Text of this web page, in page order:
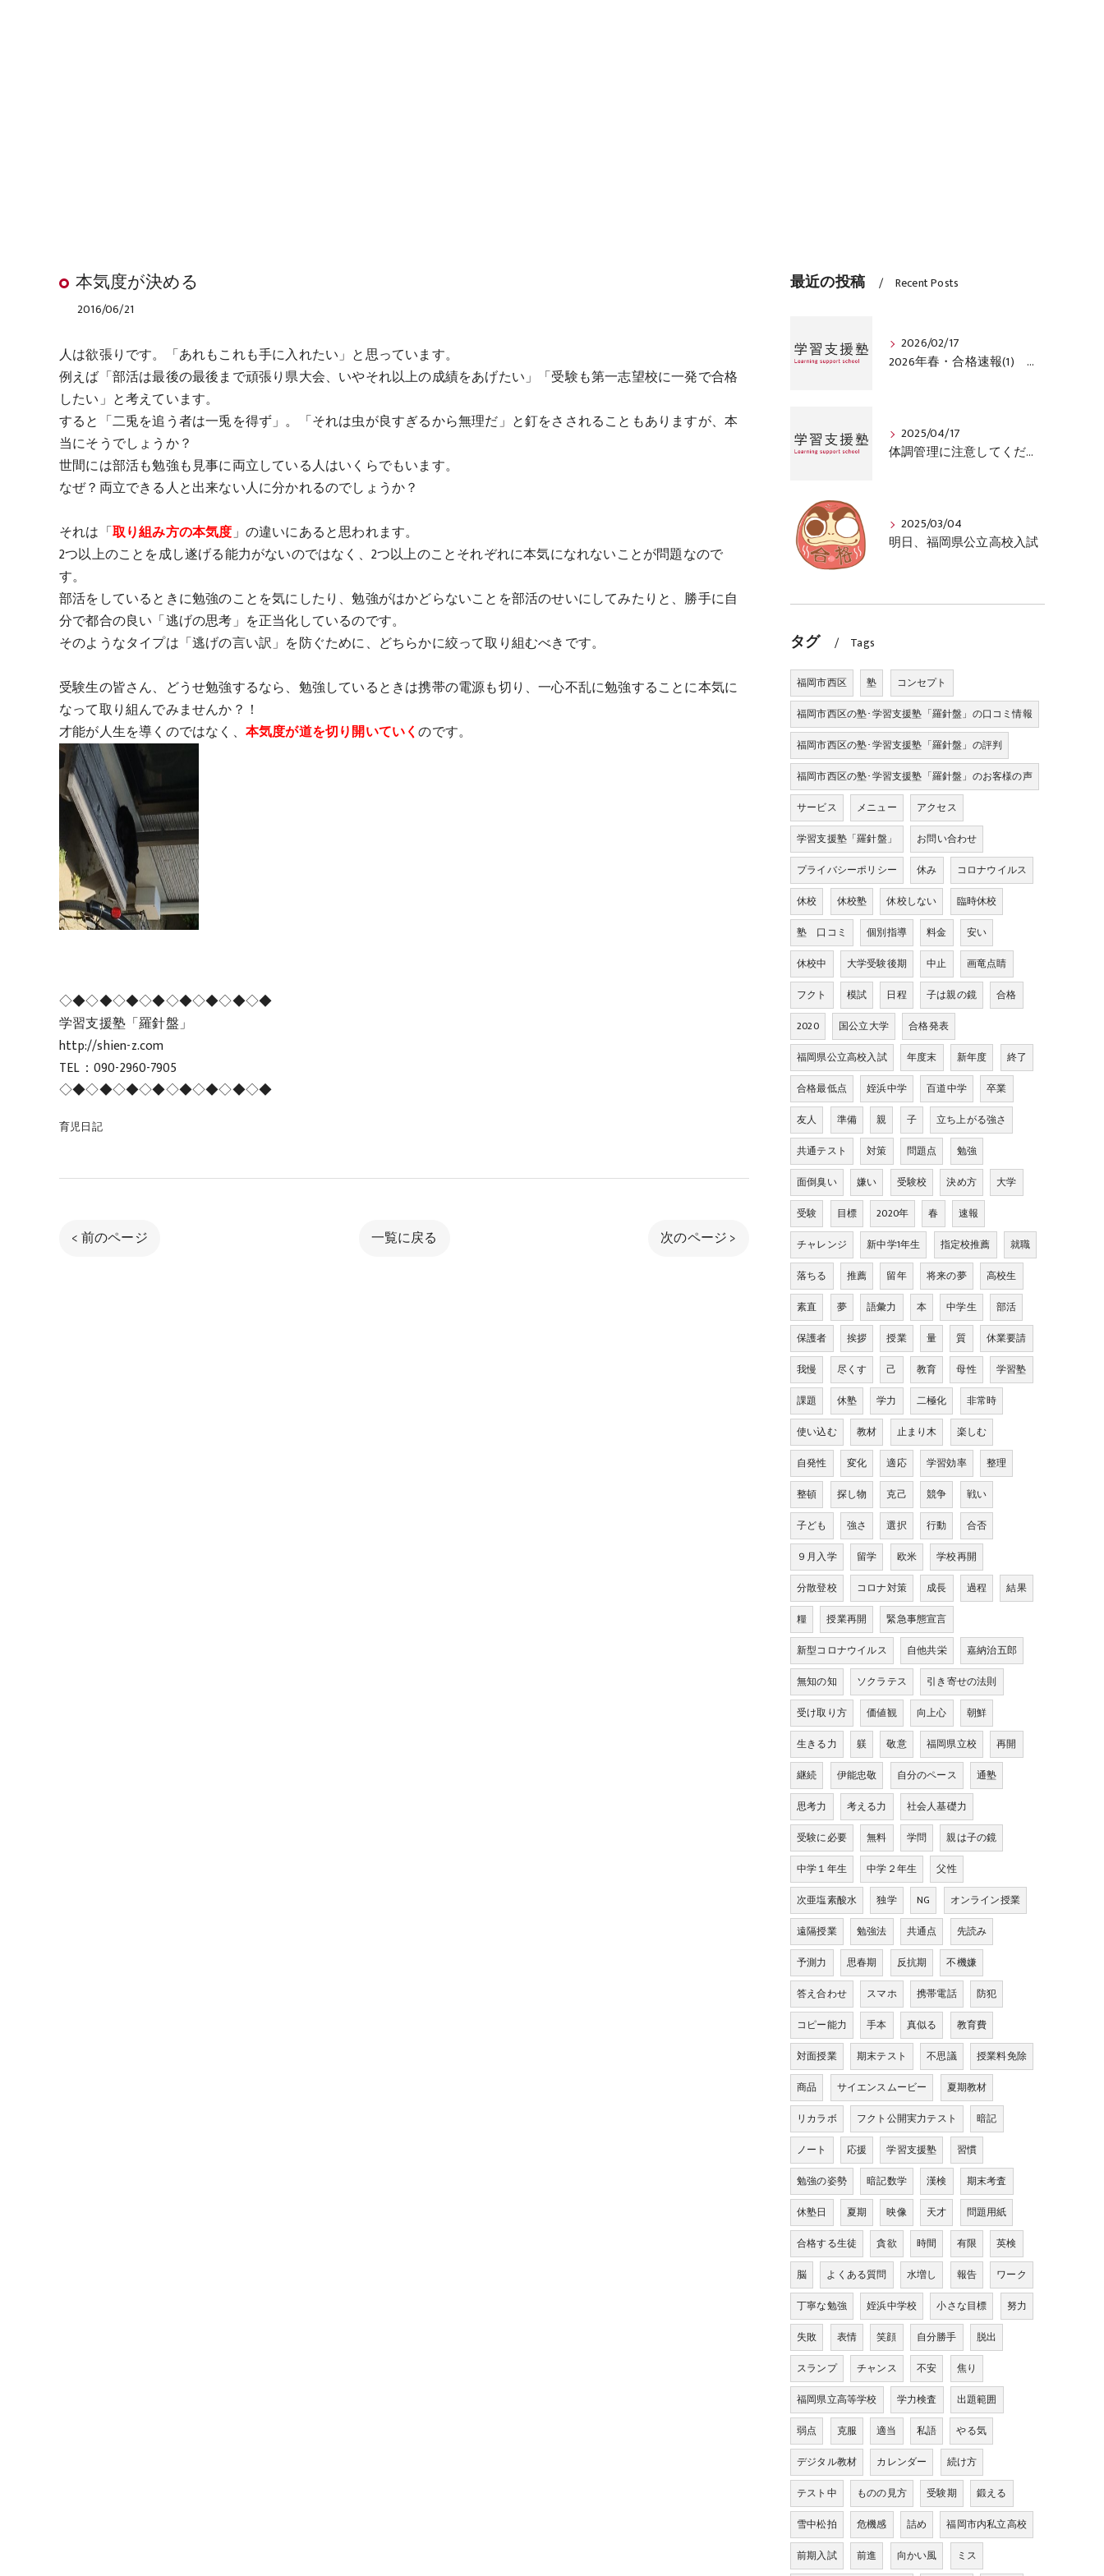
本気度が決める
2016/06/21
人は欲張りです。「あれもこれも手に入れたい」と思っています。
例えば「部活は最後の最後まで頑張り県大会、いやそれ以上の成績をあげたい」「受験も第一志望校に一発で合格
したい」と考えています。
すると「二兎を追う者は一兎を得ず」。「それは虫が良すぎるから無理だ」と釘をさされることもありますが、本
当にそうでしょうか？
世間には部活も勉強も見事に両立している人はいくらでもいます。
なぜ？両立できる人と出来ない人に分かれるのでしょうか？
それは「取り組み方の本気度」の違いにあると思われます。
2つ以上のことを成し遂げる能力がないのではなく、2つ以上のことそれぞれに本気になれないことが問題なので
す。
部活をしているときに勉強のことを気にしたり、勉強がはかどらないことを部活のせいにしてみたりと、勝手に自
分で都合の良い「逃げの思考」を正当化しているのです。
そのようなタイプは「逃げの言い訳」を防ぐために、どちらかに絞って取り組むべきです。
受験生の皆さん、どうせ勉強するなら、勉強しているときは携帯の電源も切り、一心不乱に勉強することに本気に
なって取り組んでみませんか？！
才能が人生を導くのではなく、 本気度が道を切り開いていくのです。
◇◆◇◆◇◆◇◆◇◆◇◆◇◆◇◆
学習支援塾「羅針盤」
http://shien-z.com
TEL：090-2960-7905
◇◆◇◆◇◆◇◆◇◆◇◆◇◆◇◆
育児日記
< 前のページ 一覧に戻る 次のページ >
最近の投稿 Recent Posts
2026/02/17
2026年春・合格速報(1) 学習支援塾
2025/04/17
体調管理に注意してください
2025/03/04
明日、福岡県公立高校入試
タグ Tags
福岡市西区 塾
コンセプト
福岡市西区の塾･学習支援塾「羅針盤」の口コミ情報
福岡市西区の塾･学習支援塾「羅針盤」の評判
福岡市西区の塾･学習支援塾「羅針盤」のお客様の声
サービス
メニュー
アクセス
学習支援塾「羅針盤」
お問い合わせ
プライバシーポリシー
休み
コロナウイルス
休校
休校塾 休校しない
臨時休校
塾 口コミ
個別指導 料金
安い
休校中
大学受験後期 中止
画竜点睛
フクト
模試 日程 子は親の鏡
合格
2020
国公立大学
合格発表
福岡県公立高校入試
年度末 新年度
終了
合格最低点
姪浜中学 百道中学
卒業
友人
準備 親 子
立ち上がる強さ
共通テスト
対策 問題点
勉強
面倒臭い
嫌い 受験校 決め方
大学
受験
目標 2020年 春
速報
チャレンジ
新中学1年生 指定校推薦
就職
落ちる
推薦 留年 将来の夢
高校生
素直
夢 語彙力 本 中学生
部活
保護者
挨拶 授業 量 質
休業要請
我慢
尽くす 己 教育 母性
学習塾
課題
休塾 学力 二極化
非常時
使い込む
教材 止まり木
楽しむ
自発性
変化 適応 学習効率
整理
整頓
探し物 克己 競争
戦い
子ども
強さ 選択 行動
合否
９月入学
留学 欧米
学校再開
分散登校
コロナ対策 成長 過程
結果
糧
授業再開
緊急事態宣言
新型コロナウイルス
自他共栄
嘉納治五郎
無知の知
ソクラテス
引き寄せの法則
受け取り方
価値観 向上心
朝鮮
生きる力
躾 敬意 福岡県立校
再開
継続
伊能忠敬 自分のペース
通塾
思考力
考える力
社会人基礎力
受験に必要
無料 学問
親は子の鏡
中学１年生
中学２年生
父性
次亜塩素酸水
独学 NG
オンライン授業
遠隔授業
勉強法 共通点
先読み
予測力
思春期 反抗期
不機嫌
答え合わせ
スマホ 携帯電話
防犯
コピー能力
手本 真似る
教育費
対面授業
期末テスト 不思議
授業料免除
商品
サイエンスムービー
夏期教材
リカラボ
フクト公開実力テスト
暗記
ノート
応援 学習支援塾
習慣
勉強の姿勢
暗記数学 漢検
期末考査
休塾日
夏期 映像 天才
問題用紙
合格する生徒
貪欲 時間 有限
英検
脳
よくある質問 水増し 報告
ワーク
丁寧な勉強
姪浜中学校 小さな目標
努力
失敗
表情 笑顔 自分勝手
脱出
スランプ
チャンス 不安
焦り
福岡県立高等学校
学力検査
出題範囲
弱点
克服 適当 私語
やる気
デジタル教材
カレンダー
続け方
テスト中
ものの見方 受験期
鍛える
雪中松拍
危機感 詰め
福岡市内私立高校
前期入試
前進 向かい風 ミス